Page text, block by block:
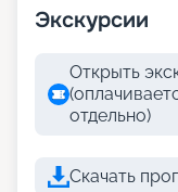
Экскурсии
Открыть
отдельно)
Скачать